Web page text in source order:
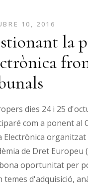
10, 2016
la
dies 24 i 25
com a ponent al
Electrònica
de Dret Europeu
oportunitat per
temes d'adquisició,